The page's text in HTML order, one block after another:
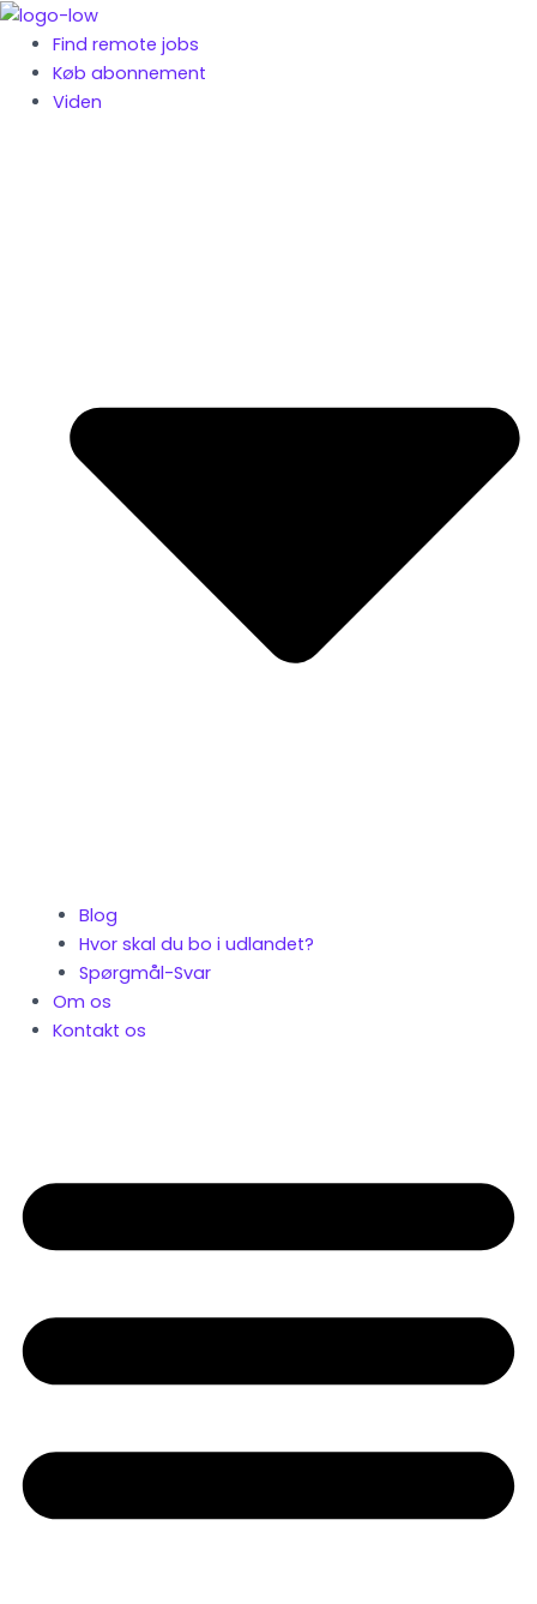
Gå
indholdet
Find remote jobs
Køb abonnement
Viden
Blog
Hvor skal du bo i udlandet?
Spørgmål-Svar
Om os
Kontakt os